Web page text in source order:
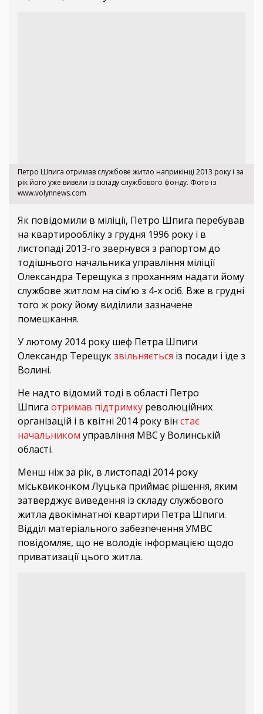
Петро Шпига отримав службове житло наприкінці 2013 року і за
рік його уже вивели із складу службового фонду. Фото із
www.volynnews.com
Як повідомили в міліції, Петро Шпига перебував
на квартирообліку з грудня 1996 року і в
листопаді 2013-го звернувся з рапортом до
тодішнього начальника управління міліції
Олександра Терещука з проханням надати йому
службове житлом на сім’ю з 4-х осіб. Вже в грудні
того ж року йому виділили зазначене
помешкання.
У лютому 2014 року шеф Петра Шпиги
Олександр Терещукзвільняється із посади і їде з
Волині.
Не надто відомий тоді в області Петро
Шпига отримав підтримку революційних
організацій і в квітні 2014 року він стає
начальником управління МВС у Волинській
області.
Менш ніж за рік, в листопаді 2014 року
міськвиконком Луцька приймає рішення, яким
затверджує виведення із складу службового
житла двокімнатної квартири Петра Шпиги.
Відділ матеріального забезпечення УМВС
повідомляє, що не володіє інформацією щодо
приватизації цього житла.